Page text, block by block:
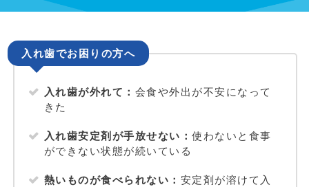
入れ歯でお困りの方へ
入れ歯が外れて： 会食や外出が不安になって
きた
入れ歯安定剤が手放せない： 使わないと食事
ができない状態が続いている
熱いものが食べられない： 安定剤が溶けて入